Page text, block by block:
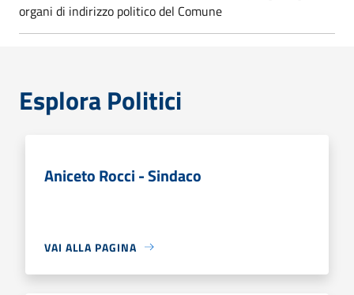
organi di indirizzo politico del Comune
Esplora Politici
Aniceto Rocci - Sindaco
VAI ALLA PAGINA